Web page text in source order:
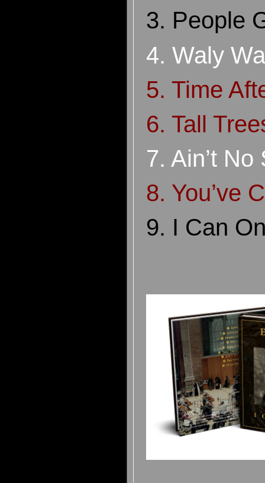
3. People
4. Waly
5. Time
6. Tall
7. Ain’t
8. You’ve
9. I Can